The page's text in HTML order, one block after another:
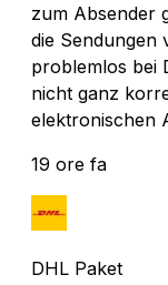
zum Absender
die Sendungen
problemlos bei
nicht ganz
elektronischen
19 ore fa
DHL Paket